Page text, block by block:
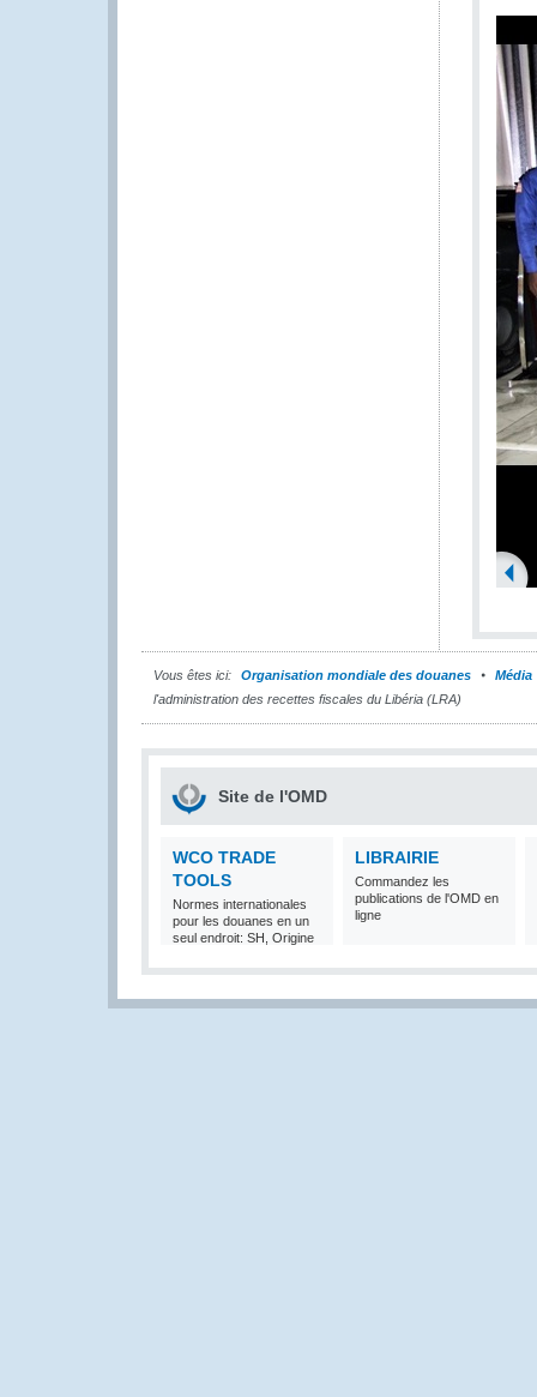
Vous êtes ici: Organisation mondiale des douanes
Média
l'administration des recettes fiscales du Libéria (LRA)
Site de l'OMD
WCO TRADE
TOOLS
Normes internationales
pour les douanes en un
seul endroit: SH, Origine
LIBRAIRIE
Commandez les
publications de l'OMD en
ligne